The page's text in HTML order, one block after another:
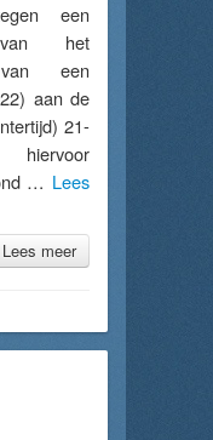
een
het
een
aan de
21-
… Lees
Lees meer